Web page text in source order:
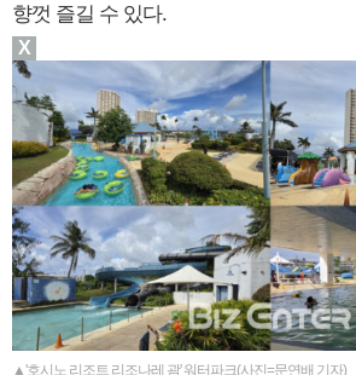
향껏 즐길 수 있다.
▲'호시노 리조트 리조나레 괌' 워터파크(사진=문연배 기자)
X